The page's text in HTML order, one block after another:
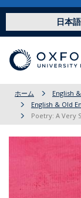
日本語
ホーム
English
English & Old
Poetry: A Very